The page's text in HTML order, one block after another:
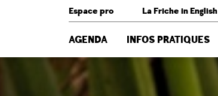
Espace pro La Friche in English
AGENDA INFOS PRATIQUES